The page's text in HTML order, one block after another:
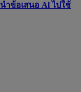
ำข้อเสนอ Al ไปใช้